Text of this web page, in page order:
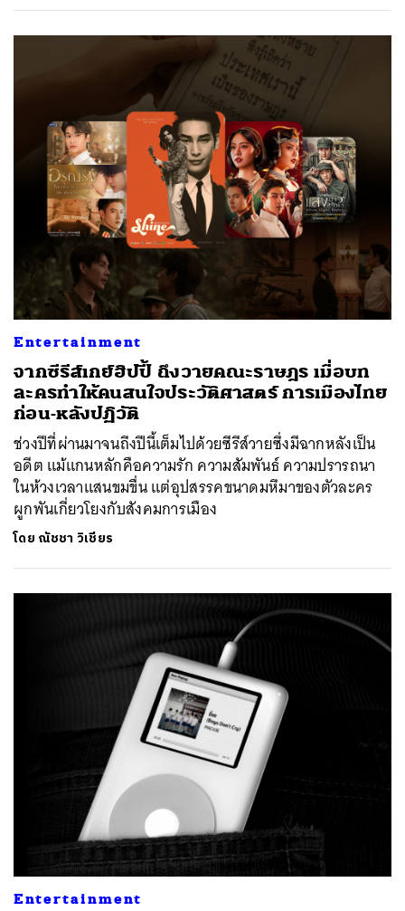
Entertainment
จากซีรีส์เกย์ฮิปปี้ ถึงวายคณะราษฎร เมื่อบท
ละครทำให้คนสนใจประวัติศาสตร์ การเมืองไทย
ก่อน-หลังปฏิวัติ
ช่วงปีที่ผ่านมาจนถึงปีนี้เต็มไปด้วยซีรีส์วายซึ่งมีฉากหลังเป็น
อดีต แม้แกนหลักคือความรัก ความสัมพันธ์ ความปรารถนา
ในห้วงเวลาแสนขมขื่น แต่อุปสรรคขนาดมหึมาของตัวละคร
ผูกพันเกี่ยวโยงกับสังคมการเมือง
โดย ณัชชา วิเชียร
Entertainment
SHARE TWEET LINE EMAIL